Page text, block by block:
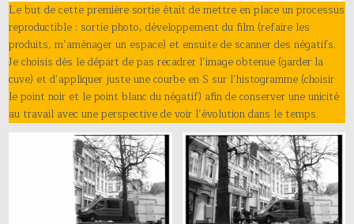
Le but de cette première sortie était de mettre en place un processus
reproductible : sortie photo, développement du film (refaire les
produits, m’aménager un espace) et ensuite de scanner des négatifs.
Je choisis dès le départ de pas recadrer l’image obtenue (garder la
cuve) et d’appliquer juste une courbe en S sur l’histogramme (choisir
le point noir et le point blanc du négatif) afin de conserver une unicité
au travail avec une perspective de voir l’évolution dans le temps.